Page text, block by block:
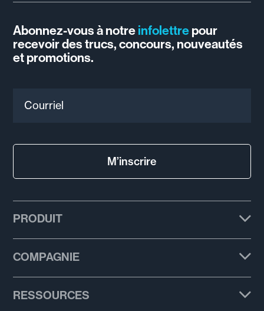
Abonnez-vous à notreinfolettrepour
recevoir des trucs, concours, nouveautés
et promotions.
M’inscrire
PRODUIT
Modèles de courriel
COMPAGNIE
RESSOURCES